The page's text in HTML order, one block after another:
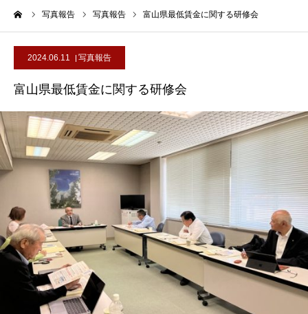
写真報告 写真報告 富山県最低賃金に関する研修会
2024.06.11 写真報告
富山県最低賃金に関する研修会